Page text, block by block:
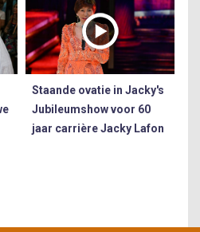
Staande ovatie in Jacky's
Jubileumshow voor 60
jaar carrière Jacky Lafon